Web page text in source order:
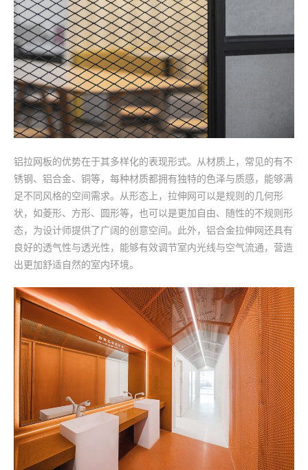
铝拉网板的优势在于其多样化的表现形式。从材质上，常见的有不
锈钢、铝合金、铜等，每种材质都拥有独特的色泽与质感，能够满
足不同风格的空间需求。从形态上，拉伸网可以是规则的几何形
状，如菱形、方形、圆形等，也可以是更加自由、随性的不规则形
态，为设计师提供了广阔的创意空间。此外，铝合金拉伸网还具有
良好的透气性与透光性，能够有效调节室内光线与空气流通，营造
出更加舒适自然的室内环境。